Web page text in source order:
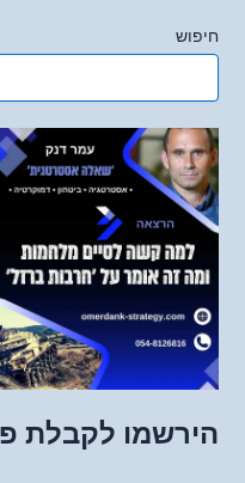
חיפוש
הירשמו לקבלת